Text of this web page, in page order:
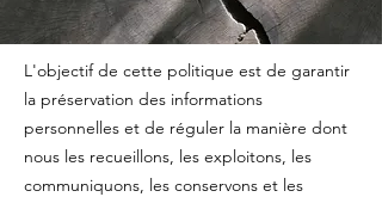
L'objectif de cette politique est de garantir
la préservation des informations
personnelles et de réguler la manière dont
nous les recueillons, les exploitons, les
communiquons, les conservons et les